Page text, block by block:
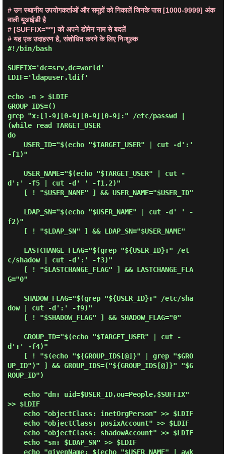
# उन स्थानीय उपयोगकर्ताओं और समूहों को निकालें जिनके पास [1000-9999] अंक
वाली यूआईडी है
# [SUFFIX=***] को अपने डोमेन नाम से बदलें
# यह एक उदाहरण है, संशोधित करने के लिए निःशुल्क
#!/bin/bash
SUFFIX='dc=srv,dc=world'
LDIF='ldapuser.ldif'
echo -n > $LDIF
GROUP_IDS=()
grep "x:[1-9][0-9][0-9][0-9]:" /etc/passwd |
(while read TARGET_USER
do
-f1)"
d':' -f5 | cut -d' ' -f1,2)"
f2)"
c/shadow | cut -d':' -f3)"
G="0"
dow | cut -d':' -f9)"
d':' -f4)"
UP_ID")" ] && GROUP_IDS=("${GROUP_IDS[@]}" "$G
ROUP_ID")
>> $LDIF